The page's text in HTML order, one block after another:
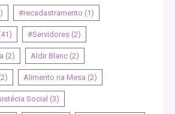
#recadastramento (1)
#Servidores (2)
(2) Aldir Blanc (2)
Alimento na Mesa (2)
Social (3)